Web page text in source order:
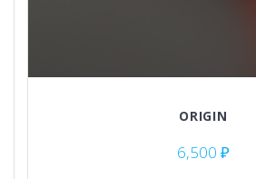
ORIGIN
6,500 ₽